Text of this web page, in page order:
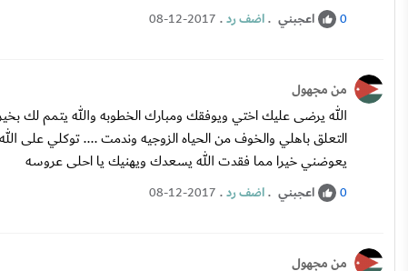
0 اعجبني .اضف رد.
08-12-2017
من مجهول
الله يرضى عليك اختي ويوفقك ومبارك الخطوبه والله يتمم
التعلق باهلي والخوف من الحياه الزوجيه وندمت .... توكلي على
يعوضني خيرا مما فقدت الله يسعدك ويهنيك يا احلى عروسه
0 اعجبني .اضف رد.
08-12-2017
من مجهول